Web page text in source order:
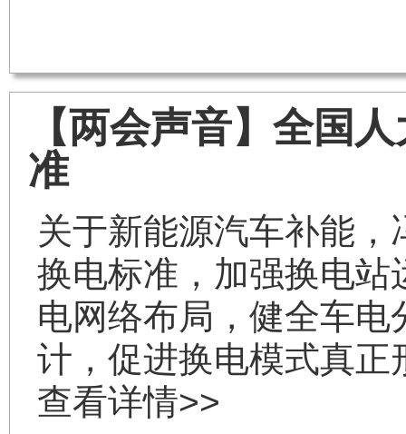
【两会声音】全国
准
关于新能源汽车补能
换电标准，加强换电
电网络布局，健全车
计，促进换电模式真正
查看详情>>